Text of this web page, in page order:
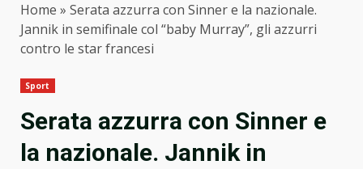
Home » Serata azzurra con Sinner e la nazionale.
Jannik in semifinale col “baby Murray”, gli azzurri
contro le star francesi
Sport
Serata azzurra con Sinner e
la nazionale. Jannik in